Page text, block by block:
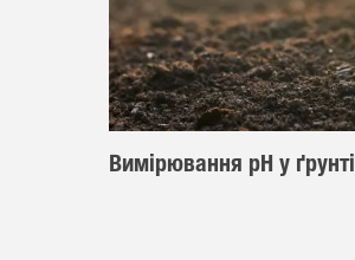
Вимірювання рН у ґрунті